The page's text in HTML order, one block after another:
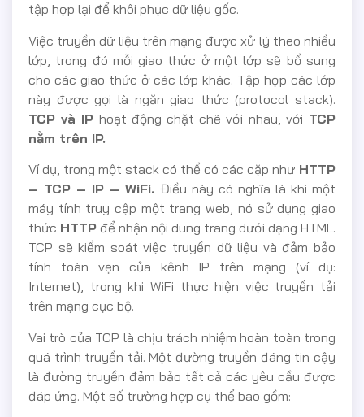
tập hợp lại để khôi phục dữ liệu gốc.
Việc truyền dữ liệu trên mạng được xử lý theo nhiều
lớp, trong đó mỗi giao thức ở một lớp sẽ bổ sung
cho các giao thức ở các lớp khác. Tập hợp các lớp
này được gọi là ngăn giao thức (protocol stack).
TCP và IP hoạt động chặt chẽ với nhau, với TCP
nằm trên IP.
Ví dụ, trong một stack có thể có các cặp như HTTP
– TCP – IP – WiFi. Điều này có nghĩa là khi một
máy tính truy cập một trang web, nó sử dụng giao
thức HTTP để nhận nội dung trang dưới dạng HTML.
TCP sẽ kiểm soát việc truyền dữ liệu và đảm bảo
tính toàn vẹn của kênh IP trên mạng (ví dụ:
Internet), trong khi WiFi thực hiện việc truyền tải
trên mạng cục bộ.
Vai trò của TCP là chịu trách nhiệm hoàn toàn trong
quá trình truyền tải. Một đường truyền đáng tin cậy
là đường truyền đảm bảo tất cả các yêu cầu được
đáp ứng. Một số trường hợp cụ thể bao gồm: